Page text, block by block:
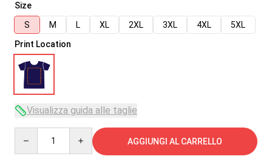
Size
S
M L XL 2XL 3XL 4XL
5XL
Print Location
Visualizza guida alle taglie
AGGIUNGI AL CARRELLO